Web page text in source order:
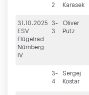
2
Karasek
31.10.2025
ESV
Flügelrad
Nürnberg
IV
3-
3
Oliver
Putz
3-
4
Sergej
Kostar